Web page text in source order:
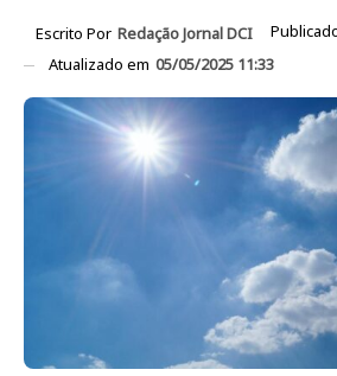
Escrito Por Redação Jornal DCI
Atualizado em 05/05/2025 11:33